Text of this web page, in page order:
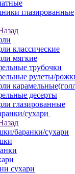
глазированные
классические
мягкие
трубочки
рулеты/
десерты
глазированные
сухари
баранки/сухари
сухари